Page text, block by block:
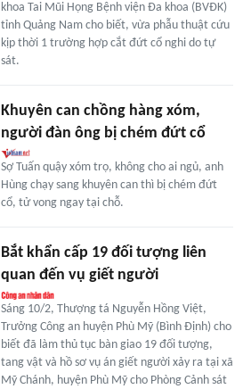
khoa Tai Mũi Họng Bệnh viện Đa khoa (BVĐK)
tỉnh Quảng Nam cho biết, vừa phẫu thuật cứu
kịp thời 1 trường hợp cắt đứt cổ nghi do tự
sát.
Khuyên can chồng hàng xóm,
người đàn ông bị chém đứt cổ
Sợ Tuấn quậy xóm trọ, không cho ai ngủ, anh
Hùng chạy sang khuyên can thì bị chém đứt
cổ, tử vong ngay tại chỗ.
Bắt khẩn cấp 19 đối tượng liên
quan đến vụ giết người
Sáng 10/2, Thượng tá Nguyễn Hồng Việt,
Trưởng Công an huyện Phù Mỹ (Bình Định) cho
biết đã làm thủ tục bàn giao 19 đối tượng,
tang vật và hồ sơ vụ án giết người xảy ra tại xã
Mỹ Chánh, huyện Phù Mỹ cho Phòng Cảnh sát